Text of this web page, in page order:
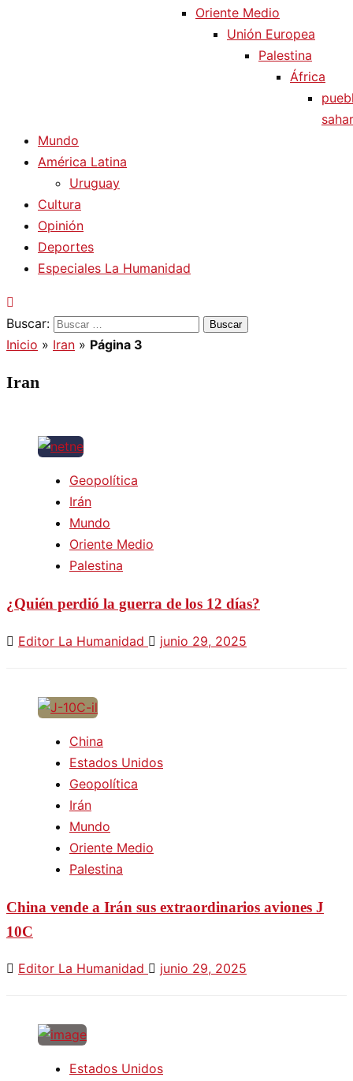
Oriente Medio
Unión Europea
Palestina
África
Mundo
América Latina
Uruguay
Cultura
Opinión
Deportes
Especiales La Humanidad
Buscar:
Inicio » Iran » Página 3
Iran
Geopolítica
Irán
Mundo
Oriente Medio
Palestina
¿Quién perdió la guerra de los 12 días?
Editor La Humanidad junio 29, 2025
China
Estados Unidos
Geopolítica
Irán
Mundo
Oriente Medio
Palestina
China vende a Irán sus extraordinarios aviones J
10C
Editor La Humanidad junio 29, 2025
Estados Unidos